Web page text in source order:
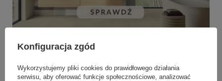
Konfiguracja zgód
Wykorzystujemy pliki cookies do prawidłowego działania
serwisu, aby oferować funkcje społecznościowe, analizować